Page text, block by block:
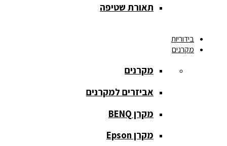
חצובה
ידני
מסך הקרנה
מסך הקרנה
קבוע
תאורת שטיפה
בידוריות
מקרנים
מקרנים
אביזרים למקרנים
מקרן BENQ
מקרן Epson